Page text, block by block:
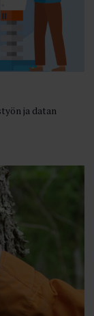
ja datan